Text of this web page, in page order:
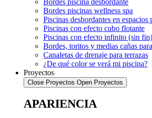
Bordes piscinas wellness spa
Piscinas desbordantes en espacios
Piscinas con efecto cubo flotante
Piscinas con efecto infinito (sin fin)
Bordes, toritos y medias cañas
Canaletas de drenaje para terrazas
¿De qué color se verá mi piscina?
Proyectos
Close Proyectos Open Proyectos
APARIENCIA